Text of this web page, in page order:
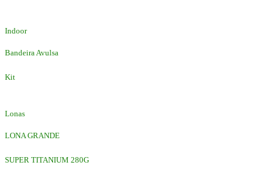
Indoor
Bandeira Avulsa
Kit
Lonas
LONA GRANDE
SUPER TITANIUM 280G